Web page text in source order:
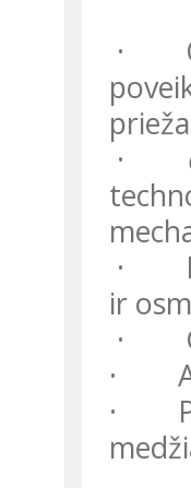
·
·
·
ir
·
·
·